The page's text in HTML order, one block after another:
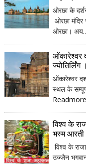
ओरछा के
ओरछा मंदिर
ओरछा।
ओंकारेश्वर
ओंकारेश्वर
स्थल के
Readmore
विश्व के
भस्म
विश्व के
उज्जैन